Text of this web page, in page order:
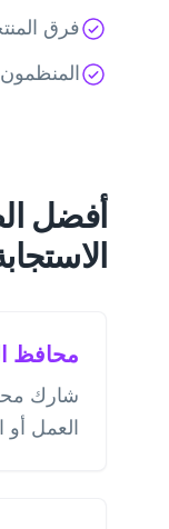
فرق
أفضل
محافظ
شارك
العمل أو